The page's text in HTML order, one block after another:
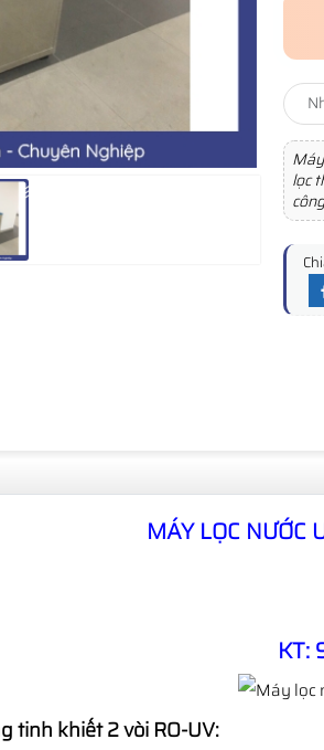
lọc
MÁY LỌC
KT:
tinh khiết 2 vòi RO-UV: